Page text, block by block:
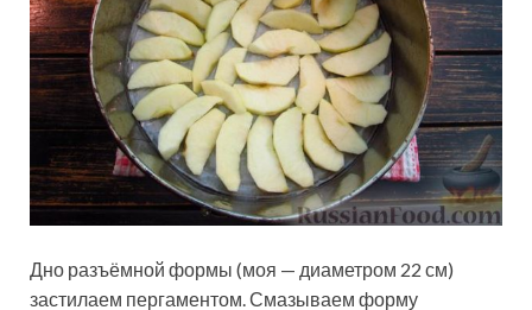
Дно разъёмной формы (моя — диаметром 22 см)
застилаем пергаментом. Смазываем форму